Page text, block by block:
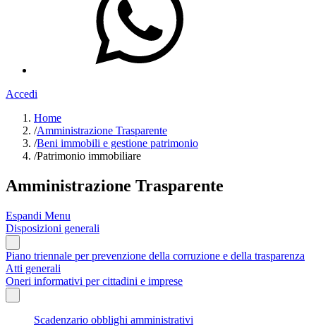
Accedi
Home
/Amministrazione Trasparente
/Beni immobili e gestione patrimonio
/Patrimonio immobiliare
Amministrazione Trasparente
Espandi Menu
Disposizioni generali
Piano triennale per prevenzione della corruzione e della trasparenza
Atti generali
Oneri informativi per cittadini e imprese
Scadenzario obblighi amministrativi